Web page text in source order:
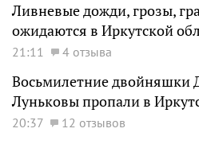
Ливневые дожди, грозы,
ожидаются в Иркутской
21:11 4 отзыва
Восьмилетние двойняшки
Луньковы пропали в
20:37 12 отзывов